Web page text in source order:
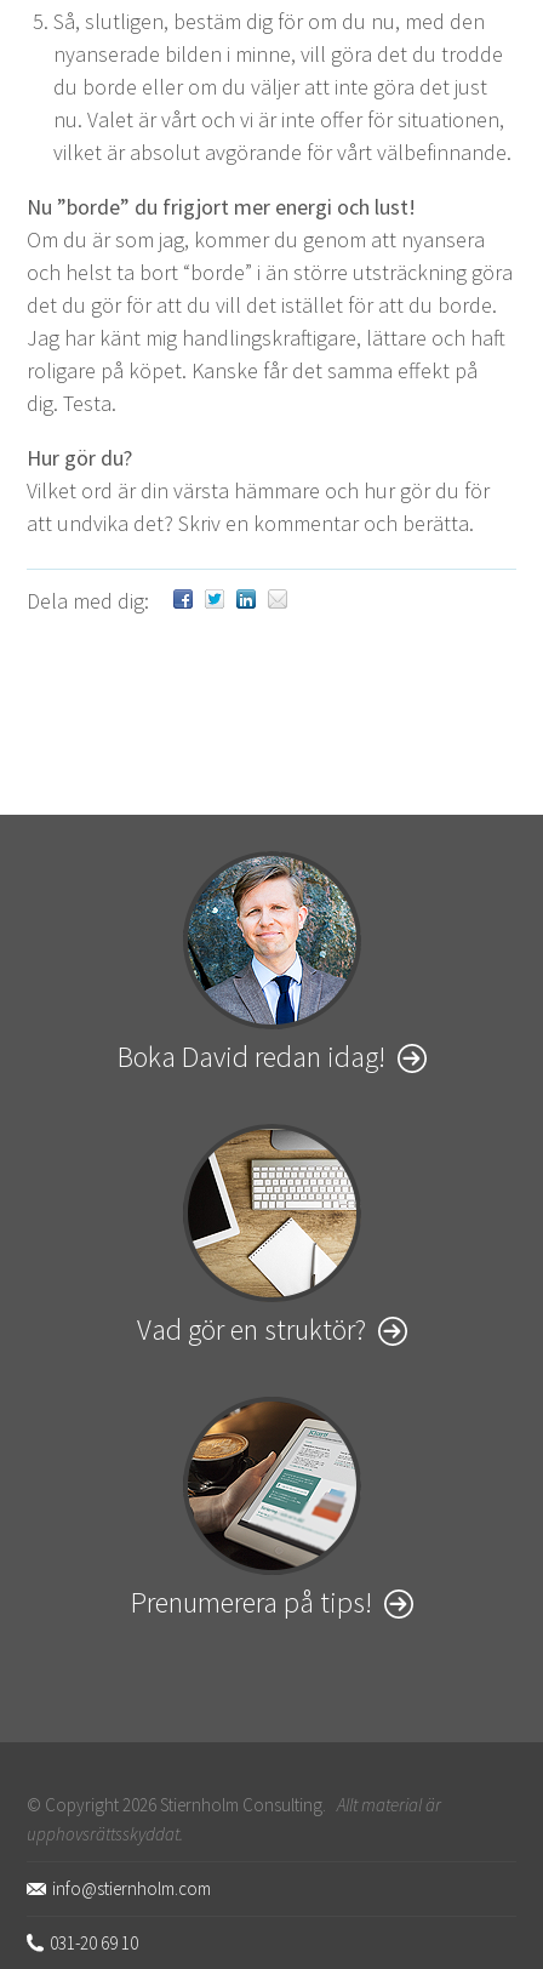
Så, slut­li­gen, bestäm dig för om du nu, med den
nyanser­ade bilden i minne, vill göra det du trodde
du bor­de eller om du väl­jer att inte göra det just
nu. Valet är vårt och vi är inte offer för sit­u­a­tio­nen,
vilket är abso­lut avgörande för vårt välbefinnande.
Nu ”bor­de” du frigjort mer ener­gi och lust!
Om du är som jag, kom­mer du genom att nyansera
och helst ta bort “bor­de” i än större utsträck­n­ing göra
det du gör för att du vill det istäl­let för att du bor­de.
Jag har känt mig han­dlingskrafti­gare, lättare och haft
roli­gare på köpet. Kanske får det sam­ma effekt på
dig. Testa.
Hur gör du?
Vilket ord är din värs­ta häm­mare och hur gör du för
att und­vi­ka det? Skriv en kom­men­tar och berätta.
Dela med dig:
Boka David redan idag!
Vad gör en struktör?
Prenumerera på tips!
© Copyright 2026 Stiernholm Consulting.Allt material är
upphovsrättsskyddat.
info@stiernholm.com
031-20 69 10